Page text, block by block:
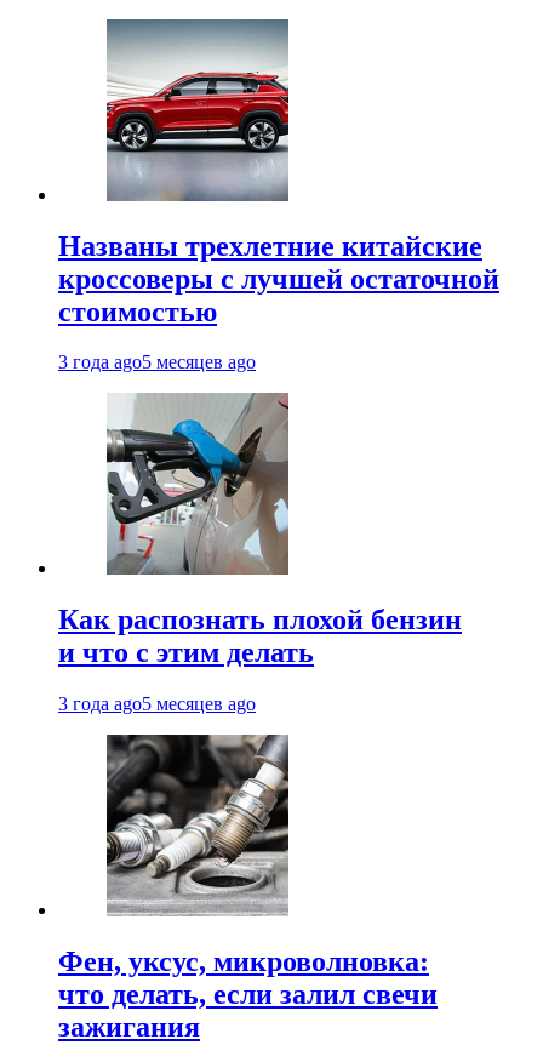
Названы трехлетние китайские
кроссоверы с лучшей остаточной
стоимостью
3 года ago5 месяцев ago
Как распознать плохой бензин
и что с этим делать
3 года ago5 месяцев ago
Фен, уксус, микроволновка:
что делать, если залил свечи
зажигания